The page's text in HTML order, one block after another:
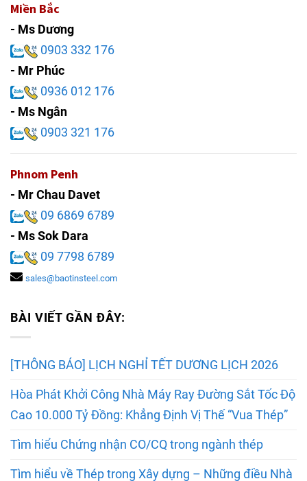
Miền Bắc
- Ms Dương
0903 332 176
- Mr Phúc
0936 012 176
- Ms Ngân
0903 321 176
Phnom Penh
- Mr Chau Davet
09 6869 6789
- Ms Sok Dara
09 7798 6789
sales@baotinsteel.com
BÀI VIẾT GẦN ĐÂY:
[THÔNG BÁO] LỊCH NGHỈ TẾT DƯƠNG LỊCH 2026
Hòa Phát Khởi Công Nhà Máy Ray Đường Sắt Tốc Độ
Cao 10.000 Tỷ Đồng: Khẳng Định Vị Thế “Vua Thép”
Tìm hiểu Chứng nhận CO/CQ trong ngành thép
Tìm hiểu về Thép trong Xây dựng – Những điều Nhà